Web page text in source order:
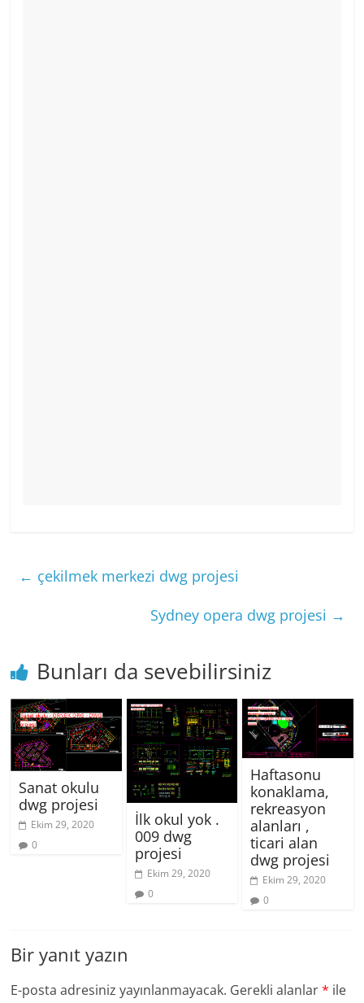
← çekilmek merkezi dwg projesi
Sydney opera dwg projesi →
Bunları da sevebilirsiniz
Sanat okulu
dwg projesi
Ekim 29, 2020
0
İlk okul yok .
009 dwg
projesi
Ekim 29, 2020
0
Haftasonu
konaklama,
rekreasyon
alanları ,
ticari alan
dwg projesi
Ekim 29, 2020
0
Bir yanıt yazın
E-posta adresiniz yayınlanmayacak. Gerekli alanlar* ile